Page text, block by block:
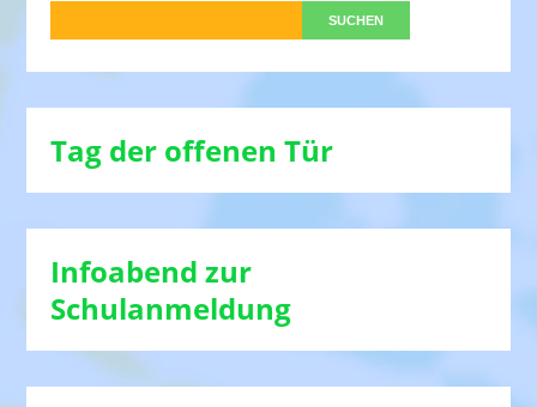
Tag der offenen Tür
Infoabend zur
Schulanmeldung